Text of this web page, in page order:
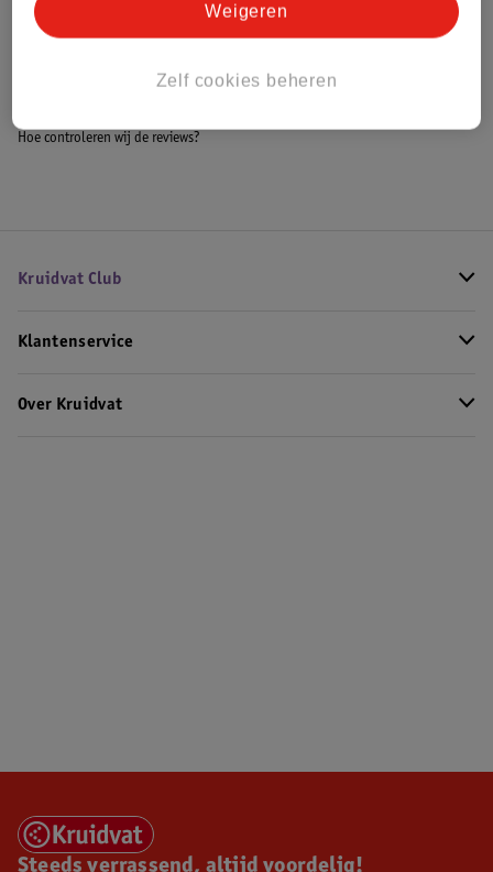
Bekijk ook
BEAUTY OF JOSEON Alle Serum
Hoe controleren wij de reviews?
Kruidvat Club
Klantenservice
Over Kruidvat
Steeds verrassend, altijd voordelig!
Zelf cookies beheren
Weigeren